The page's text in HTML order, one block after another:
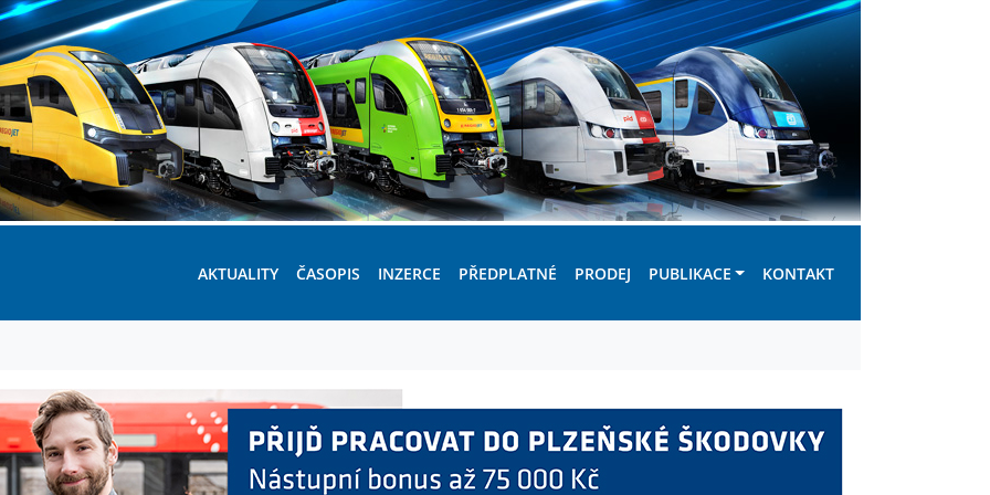
AKTUALITY ČASOPIS INZERCE PŘEDPLATNÉ PRODEJ PUBLIKACE KONTAKT